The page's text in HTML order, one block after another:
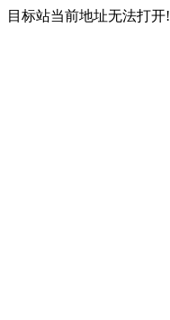
目标站当前地址无法打开!